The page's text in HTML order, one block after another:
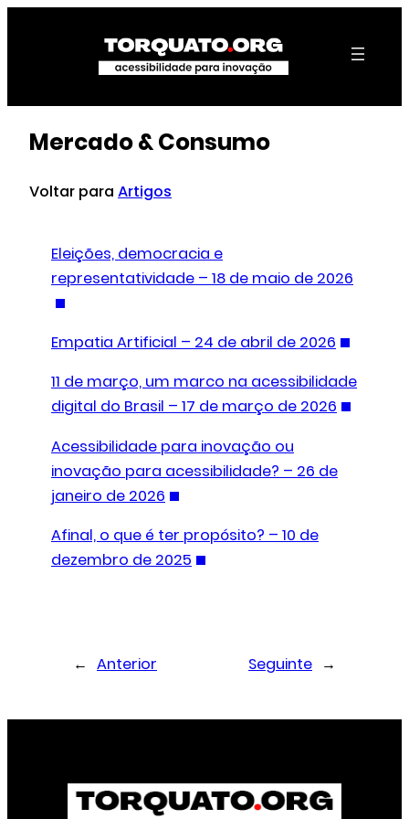
Mercado & Consumo
Voltar para Artigos
Eleições, democracia e
representatividade – 18 de maio de 2026
Empatia Artificial – 24 de abril de 2026
11 de março, um marco na acessibilidade
digital do Brasil – 17 de março de 2026
Acessibilidade para inovação ou
inovação para acessibilidade? – 26 de
janeiro de 2026
Afinal, o que é ter propósito? – 10 de
dezembro de 2025
← Anterior Seguinte →